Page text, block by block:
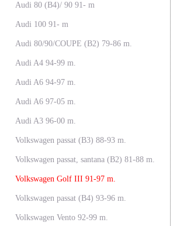
Audi 80 (B4)/ 90 91- m
Audi 100 91- m
Audi 80/90/COUPE (B2) 79-86 m.
Audi A4 94-99 m.
Audi A6 94-97 m.
Audi A6 97-05 m.
Audi A3 96-00 m.
Volkswagen passat (B3) 88-93 m.
Volkswagen passat, santana (B2) 81-88 m.
Volkswagen Golf III 91-97 m.
Volkswagen passat (B4) 93-96 m.
Volkswagen Vento 92-99 m.